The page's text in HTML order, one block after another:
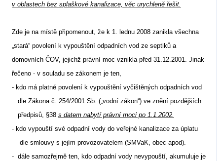
v oblastech bez splaškové kanalizace, věc urychleně řešit.
Zde je na místě připomenout, že k 1. lednu 2008 zanikla všechna
„stará“ povolení k vypouštění odpadních vod ze septiků a
domovních ČOV, jejichž právní moc vznikla před 31.12.2001. Jinak
řečeno - v souladu se zákonem je ten,
- kdo má platné povolení k vypouštění vyčištěných odpadních vod
dle Zákona č. 254/2001 Sb. („vodní zákon“) ve znění pozdějších
předpisů, §38 s datem nabytí právní moci po 1.1.2002.
- kdo vypouští své odpadní vody do veřejné kanalizace za úplatu
dle smlouvy s jejím provozovatelem (SMVaK, obec apod).
- dále samozřejmě ten, kdo odpadní vody nevypouští, akumuluje je